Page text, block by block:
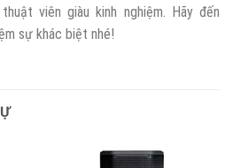
viên giàu kinh nghiệm. Hãy đến
sự khác biệt nhé!